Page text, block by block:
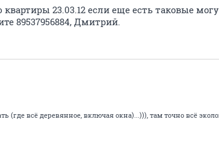
23.03.12 если еще есть таковые
89537956884, Дмитрий.
(где всё деревянное, включая окна)...))), там точно всё